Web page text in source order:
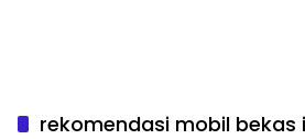
rekomendasi mobil bekas